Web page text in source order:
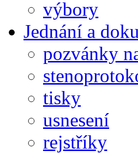
výbory
Jednání a
pozvánky
tisky
usnesení
rejstříky